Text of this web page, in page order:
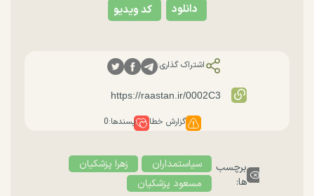
کد ویدیو دانلود
اشتراک گذاری:
گزارش خطا پسندها:0
برچسب
ها:
سیاستمداران
زهرا پزشکیان
مسعود پزشکیان